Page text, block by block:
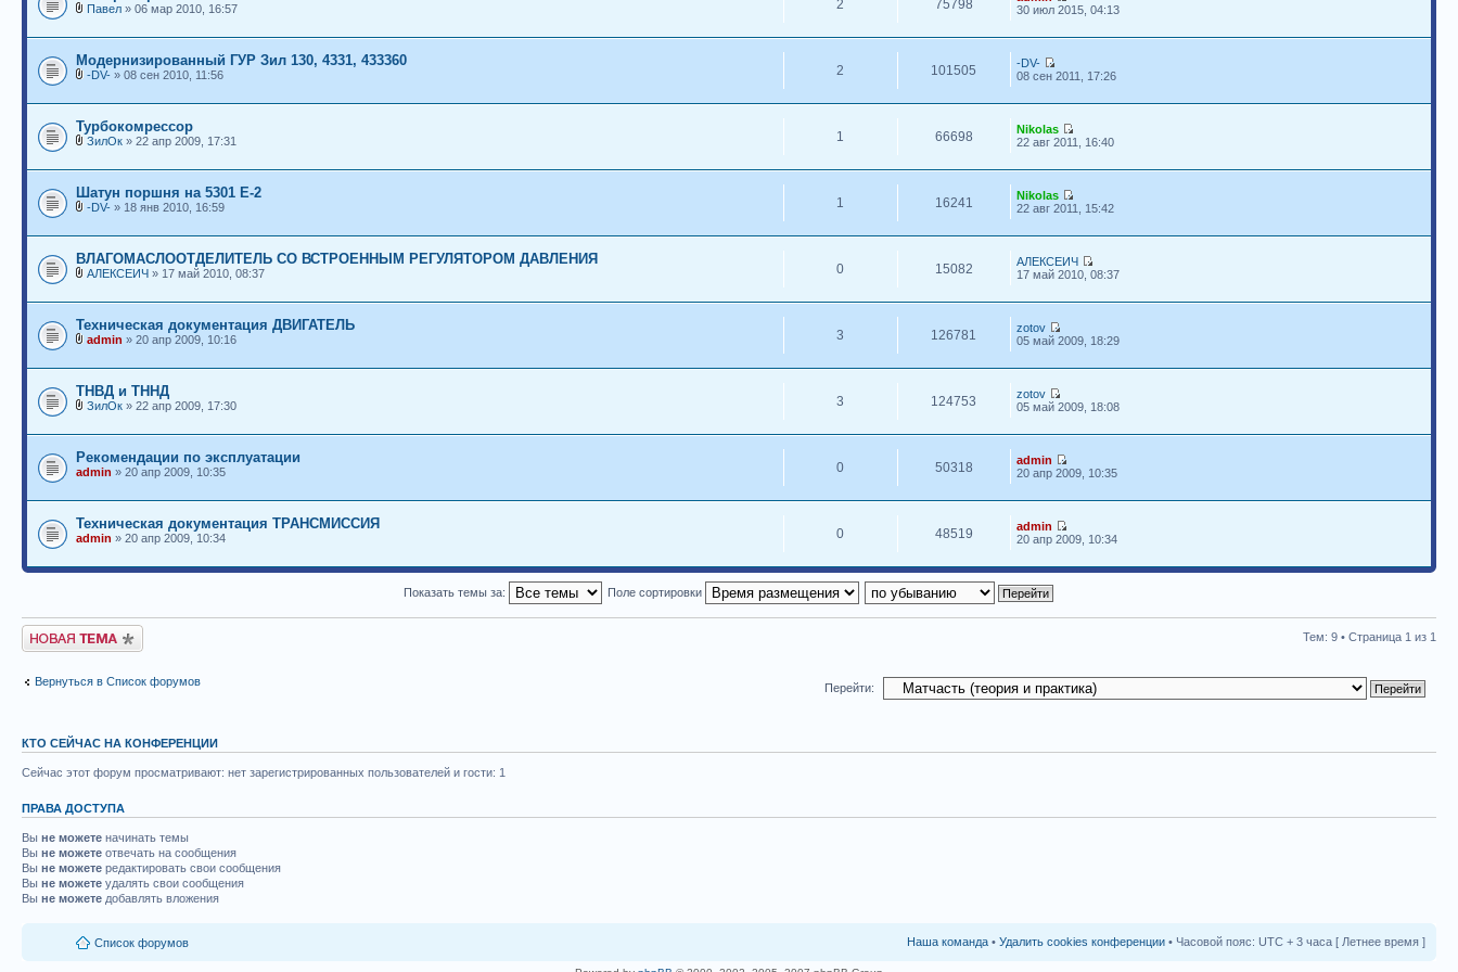
Павел » 06 мар 2010, 16:57 2 75798
30 июл 2015, 04:13
Модернизированный ГУР Зил 130, 4331, 433360
-DV- » 08 сен 2010, 11:56 2 101505
-DV-
08 сен 2011, 17:26
Турбокомрессор
ЗилОк » 22 апр 2009, 17:31 1 66698
Nikolas
22 авг 2011, 16:40
Шатун поршня на 5301 Е-2
-DV- » 18 янв 2010, 16:59 1 16241
Nikolas
22 авг 2011, 15:42
ВЛАГОМАСЛООТДЕЛИТЕЛЬ СО ВСТРОЕННЫМ РЕГУЛЯТОРОМ ДАВЛЕНИЯ
АЛЕКСЕИЧ » 17 май 2010, 08:37 0 15082
АЛЕКСЕИЧ
17 май 2010, 08:37
Техническая документация ДВИГАТЕЛЬ
admin » 20 апр 2009, 10:16 3 126781
zotov
05 май 2009, 18:29
ТНВД и ТННД
ЗилОк » 22 апр 2009, 17:30 3 124753
zotov
05 май 2009, 18:08
Рекомендации по эксплуатации
admin » 20 апр 2009, 10:35 0 50318
admin
20 апр 2009, 10:35
Техническая документация ТРАНСМИССИЯ
admin » 20 апр 2009, 10:34 0 48519
admin
20 апр 2009, 10:34
Показать темы за: Поле сортировки
Новая тема Тем: 9 • Страница 1 из 1
Вернуться в Список форумов
Перейти:
КТО СЕЙЧАС НА КОНФЕРЕНЦИИ
Сейчас этот форум просматривают: нет зарегистрированных пользователей и гости: 1
ПРАВА ДОСТУПА
Вы не можете начинать темы
Вы не можете отвечать на сообщения
Вы не можете редактировать свои сообщения
Вы не можете удалять свои сообщения
Вы не можете добавлять вложения
Список форумов Наша команда • Удалить cookies конференции • Часовой пояс: UTC + 3 часа [ Летнее время ]